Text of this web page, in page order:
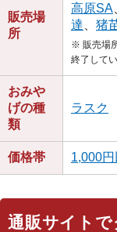
販売場
所
高原SA
達
猪
※ 販売場
終了して
おみや
げの種
類
ラスク
価格帯 1,000円
通販サイト